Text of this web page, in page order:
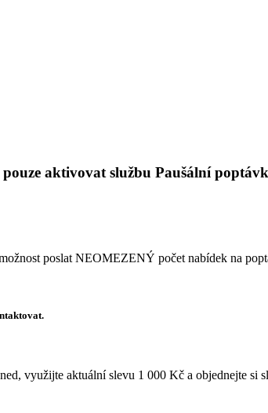
aktivovat službu Paušální
poslat NEOMEZENÝ počet nabídek na
využijte aktuální slevu 1 000 Kč a objednejte si